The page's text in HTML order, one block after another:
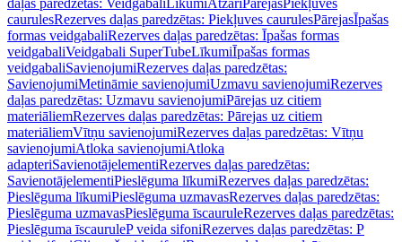
daļas paredzētas: Veidgabali LīkumiAtzari PārejasPiekļuves
caurulesRezerves daļas paredzētas: Piekļuves caurulesPārejasĪpašas
formas veidgabaliRezerves daļas paredzētas: Īpašas formas
veidgabaliVeidgabali SuperTubeLīkumiĪpašas formas
veidgabaliSavienojumiRezerves daļas paredzētas:
SavienojumiMetināmie savienojumiUzmavu savienojumiRezerves
daļas paredzētas: Uzmavu savienojumiPārejas uz citiem
materiāliemRezerves daļas paredzētas: Pārejas uz citiem
materiāliemVītņu savienojumiRezerves daļas paredzētas: Vītņu
savienojumiAtloka savienojumiAtloka
adapteriSavienotājelementiRezerves daļas paredzētas:
SavienotājelementiPieslēguma līkumiRezerves daļas paredzētas:
Pieslēguma līkumiPieslēguma uzmavasRezerves daļas paredzētas:
Pieslēguma uzmavasPieslēguma īscauruleRezerves daļas paredzētas:
Pieslēguma īscauruleP veida sifoniRezerves daļas paredzētas: P